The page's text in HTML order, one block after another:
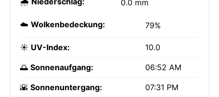
0.0 mm
☁️ Wolkenbedeckung: 79%
☀️ UV-Index: 10.0
🌅 Sonnenaufgang: 06:52 AM
🌇 Sonnenuntergang: 07:31 PM